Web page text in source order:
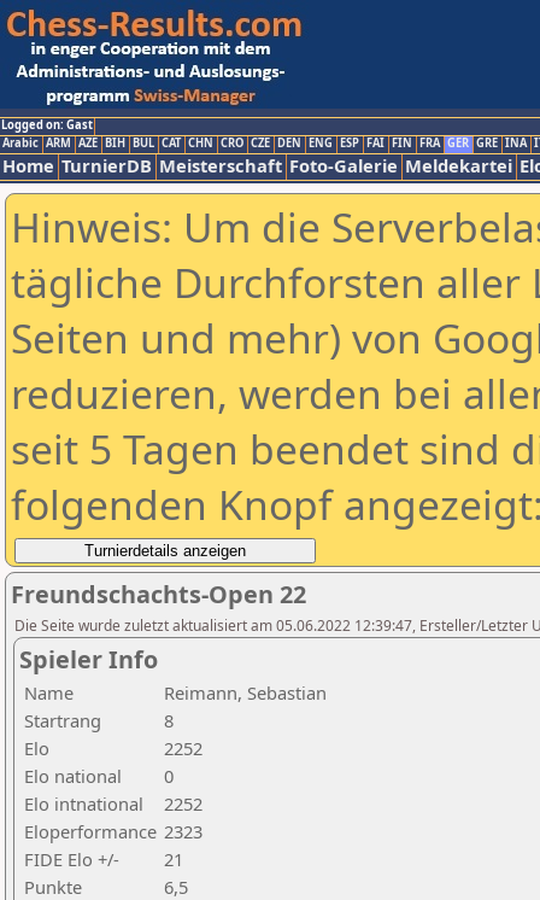
Logged on: Gast
Arabic ARM AZE BIH BUL CAT CHN CRO CZE DEN ENG ESP FAI FIN FRA GER GRE INA
Home TurnierDB Meisterschaft Foto-Galerie Meldekartei
Hinweis: Um die
tägliche Durchforsten aller
Seiten und mehr) von
reduzieren, werden bei
seit 5 Tagen beendet sind
folgenden Knopf
Freundschachts-Open 22
Die Seite wurde zuletzt aktualisiert am 05.06.2022 12:39:47, Ersteller/Letzter
Spieler Info
Name
Reimann, Sebastian
Startrang
8
Elo
2252
Elo national
0
Elo intnational
2252
Eloperformance 2323
FIDE Elo +/-
21
Punkte
6,5